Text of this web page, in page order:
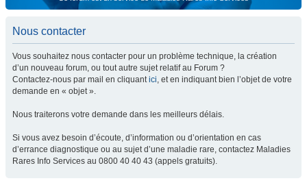
Nous contacter
Vous souhaitez nous contacter pour un problème technique, la création
d’un nouveau forum, ou tout autre sujet relatif au Forum ?
Contactez-nous par mail en cliquantici, et en indiquant bien l’objet de votre
demande en « objet ».
Nous traiterons votre demande dans les meilleurs délais.
Si vous avez besoin d’écoute, d’information ou d’orientation en cas
d’errance diagnostique ou au sujet d’une maladie rare, contactez Maladies
Rares Info Services au 0800 40 40 43 (appels gratuits).